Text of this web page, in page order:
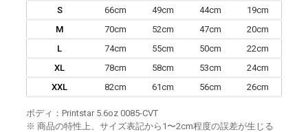
S
66cm 49cm 44cm
19cm
M
70cm 52cm 47cm
20cm
L
74cm 55cm 50cm
22cm
XL
78cm 58cm 53cm
24cm
XXL
82cm 61cm 56cm 26cm
ボディ：Printstar 5.6oz 0085-CVT
※ 商品の特性上、サイズ表記から1〜2cm程度の誤差が生じる